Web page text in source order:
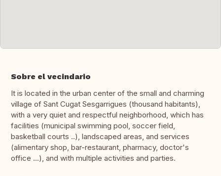
Sobre el vecindario
It is located in the urban center of the small and charming
village of Sant Cugat Sesgarrigues (thousand habitants),
with a very quiet and respectful neighborhood, which has
facilities (municipal swimming pool, soccer field,
basketball courts ..), landscaped areas, and services
(alimentary shop, bar-restaurant, pharmacy, doctor's
office ...), and with multiple activities and parties.